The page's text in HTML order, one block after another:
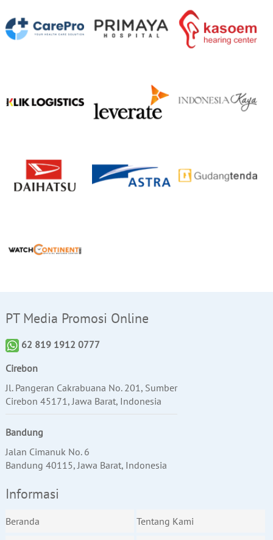
PT Media Promosi Online
62 819 1912 0777
Cirebon
Jl. Pangeran Cakrabuana No. 201, Sumber
Cirebon 45171, Jawa Barat, Indonesia
Bandung
Jalan Cimanuk No. 6
Bandung 40115, Jawa Barat, Indonesia
Informasi
Beranda Tentang Kami